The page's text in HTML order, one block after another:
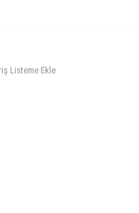
Listeme Ekle